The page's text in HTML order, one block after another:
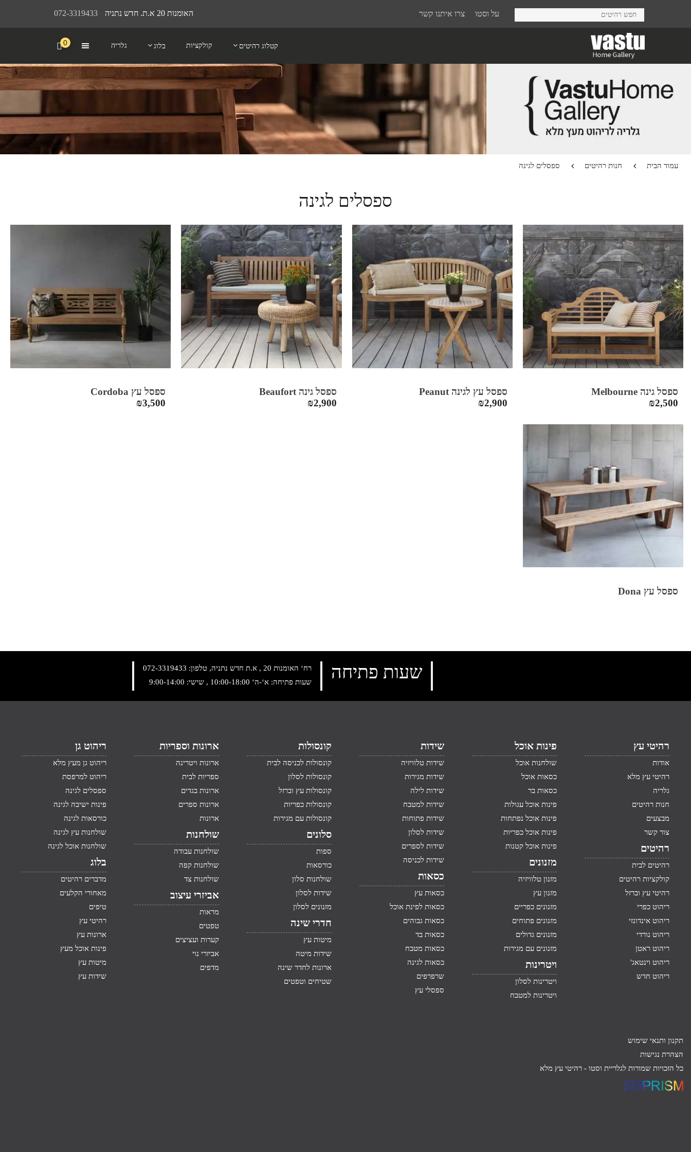
072-3319433 האומנות 20 א.ת. חדש נתניה על וסטו צרו איתנו קשר
קטלוג רהיטים קולקציות בלוג גלריה 0
עמוד הבית חנות רהיטים ספסלים לגינה
ספסלים לגינה
ספסל גינה Melbourne
₪2,500
ספסל עץ לגינה Peanut
₪2,900
ספסל גינה Beaufort
₪2,900
ספסל עץ Cordoba
₪3,500
ספסל עץ Dona
רח‘ האומנות 20 , א.ת חדש נתניה, טלפון:
072-3319433
שעות פתיחה: א‘-ה‘ 10:00-18:00 , שישי: 9:00-14:00
שעות פתיחה
רהיטי עץ
אודות
רהיטי עץ מלא
גלריה
חנות רהיטים
מבצעים
צור קשר
רהיטים
רהיטים לבית
קולקציות רהיטים
רהיטי עץ וברזל
ריהוט כפרי
ריהוט אינדונזי
ריהוט נורדי
ריהוט ראטן
ריהוט וינטאג'
ריהוט חדש
פינות אוכל
שולחנות אוכל
כסאות אוכל
כסאות בר
פינות אוכל עגולות
פינות אוכל נפתחות
פינות אוכל כפריות
פינות אוכל קטנות
מזנונים
מזנון טלוויזיה
מזנון עץ
מזנונים כפריים
מזנונים פתוחים
מזנונים גדולים
מזנונים עם מגירות
ויטרינות
ויטרינות לסלון
ויטרינות למטבח
שידות
שידות טלוויזיה
שידות מגירות
שידות לילה
שידות למטבח
שידות פתוחות
שידות לסלון
שידות לספרים
שידות לכניסה
כסאות
כסאות עץ
כסאות לפינת אוכל
כסאות גבוהים
כסאות בד
כסאות מטבח
כסאות לגינה
שרפרפים
ספסלי עץ
קונסולות
קונסולות לכניסה לבית
קונסולות לסלון
קונסולות עץ וברזל
קונסולות כפריות
קונסולות עם מגירות
סלונים
ספות
כורסאות
שולחנות סלון
שידות לסלון
מזנונים לסלון
חדרי שינה
מיטות עץ
שידות מיטה
ארונות לחדר שינה
שטיחים וטפטים
ארונות וספריות
ארונות ויטרינה
ספריות לבית
ארונות בגדים
ארונות ספרים
ארונות
שולחנות
שולחנות עבודה
שולחנות קפה
שולחנות צד
אביזרי עיצוב
מראות
טפטים
קערות ועציצים
אביזרי נוי
מדפים
ריהוט גן
ריהוט גן מעץ מלא
ריהוט למרפסת
ספסלים לגינה
פינות ישיבה לגינה
כורסאות לגינה
שולחנות עץ לגינה
שולחנות אוכל לגינה
בלוג
מדברים רהיטים
מאחורי הקלעים
טיפים
רהיטי עץ
ארונות עץ
פינות אוכל מעץ
מיטות עץ
שידות עץ
תקנון ותנאי שימוש
הצהרת נגישות
כל הזכויות שמורות לגלריית וסטו - רהיטי עץ מלא